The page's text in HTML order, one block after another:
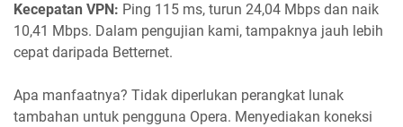
Kecepatan VPN: Ping 115 ms, turun 24,04 Mbps dan naik
10,41 Mbps. Dalam pengujian kami, tampaknya jauh lebih
cepat daripada Betternet.
Apa manfaatnya? Tidak diperlukan perangkat lunak
tambahan untuk pengguna Opera. Menyediakan koneksi